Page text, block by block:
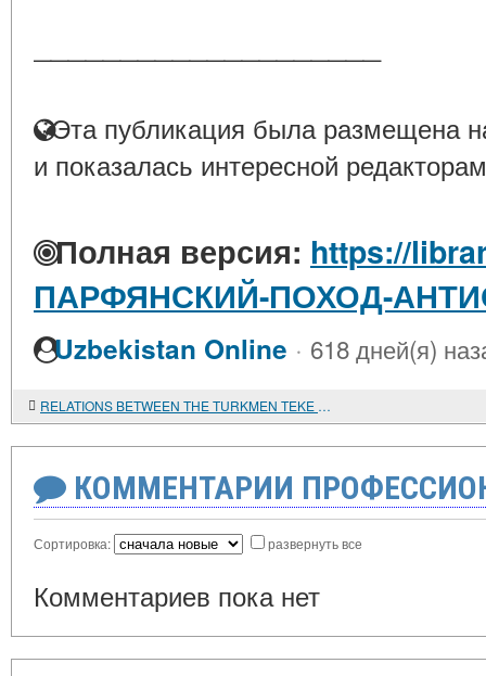
Эта публикация была размещена
и показалась интересной
Полная версия: https://
ПАРФЯНСКИЙ-ПОХОД-
Uzbekistan Online · 618 дней(я)
RELATIONS BETWEEN THE TURKMEN TEKE AND YOMUT TRIBES IN THE XVIII-XIX CENTURIES
КОММЕНТАРИИ
Сортировка: развернуть все
Комментариев пока нет